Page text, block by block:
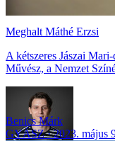
Meghalt Máthé Erzsi
A kétszeres Jászai
Művész, a Nemzet
Benics Márk
GYÁSZ
2023. május